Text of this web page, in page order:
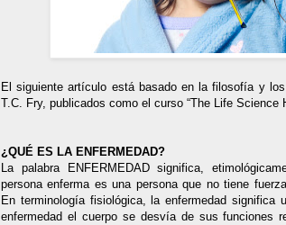
El siguiente artículo está basado en la filosofía y los
T.C. Fry, publicados como el curso “The Life Science
¿QUÉ ES LA ENFERMEDAD?
La palabra ENFERMEDAD significa,
persona enferma es una persona que no tiene
En terminología fisiológica, la enfermedad significa
enfermedad el cuerpo se desvía de sus funciones